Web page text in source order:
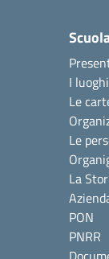
I
Le
Le
La
PON
PNRR